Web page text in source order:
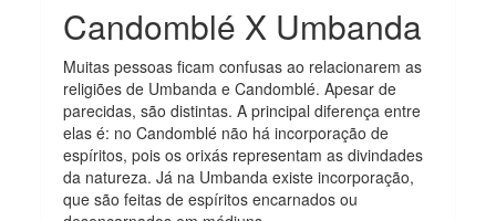
Candomblé X Umbanda
Muitas pessoas ficam confusas ao relacionarem as
religiões de Umbanda e Candomblé. Apesar de
parecidas, são distintas. A principal diferença entre
elas é: no Candomblé não há incorporação de
espíritos, pois os orixás representam as divindades
da natureza. Já na Umbanda existe incorporação,
que são feitas de espíritos encarnados ou